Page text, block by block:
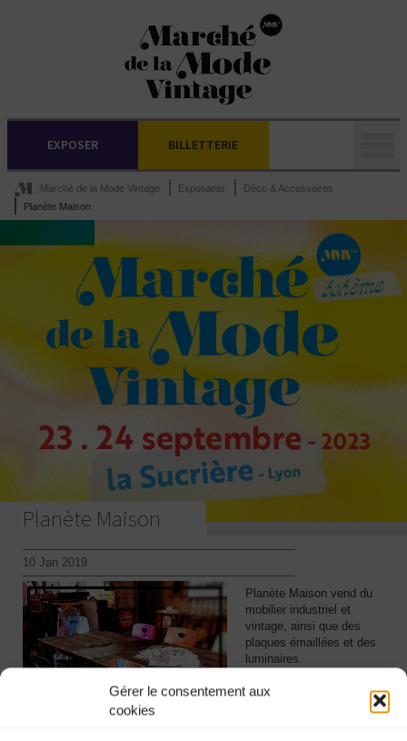
Gérer le consentement aux
cookies
EXPOSER BILLETTERIE
Marché de la Mode Vintage Exposants
Déco & Accessoires
Planète Maison
Planète Maison
10 Jan 2019
Planète Maison vend du
mobilier industriel et
vintage, ainsi que des
plaques émaillées et des
luminaires.
également d’optimiser